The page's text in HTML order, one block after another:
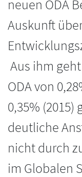
neuen ODA
Auskunft
Aus ihm
ODA von
0,35% (2015)
deutliche
nicht durch
im Globalen